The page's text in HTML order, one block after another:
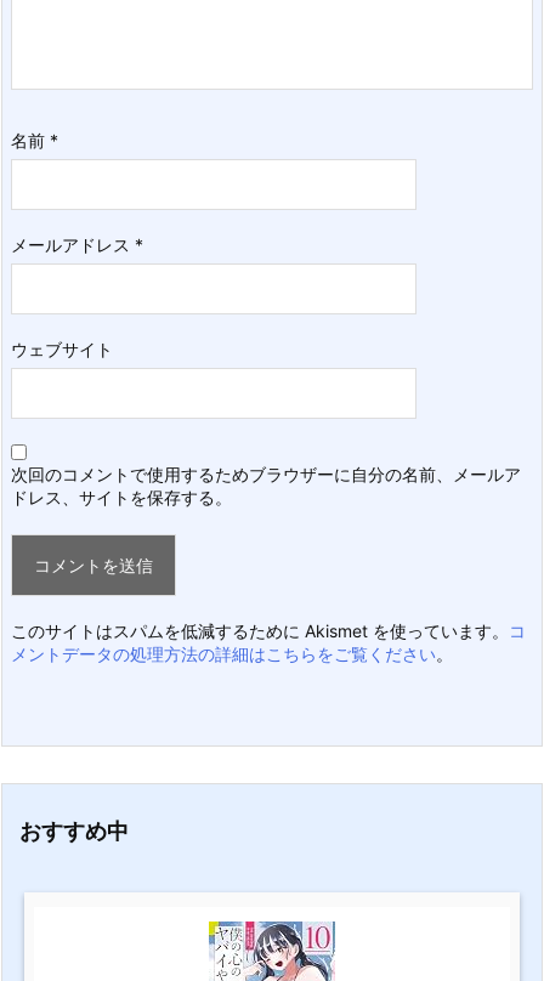
名前 *
メールアドレス *
ウェブサイト
次回のコメントで使用するためブラウザーに自分の名前、メールア
ドレス、サイトを保存する。
このサイトはスパムを低減するために Akismet を使っています。
コ
メントデータの処理方法の詳細はこちらをご覧ください。
おすすめ中